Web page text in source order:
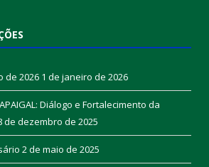
de 2026 1 de janeiro de 2026
Diálogo e Fortalecimento da
de dezembro de 2025
2 de maio de 2025